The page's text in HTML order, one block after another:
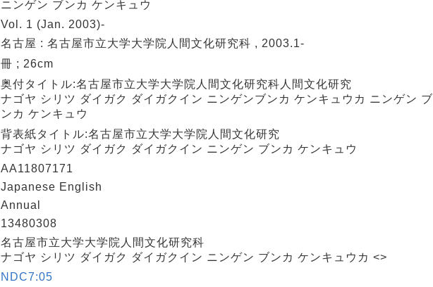
ニンゲン ブンカ ケンキュウ
Vol. 1 (Jan. 2003)-
名古屋 : 名古屋市立大学大学院人間文化研究科 , 2003.1-
冊 ; 26cm
奥付タイトル:名古屋市立大学大学院人間文化研究科人間文化研究
ナゴヤ シリツ ダイガク ダイガクイン ニンゲンブンカ ケンキュウカ ニンゲン ブ
ンカ ケンキュウ
背表紙タイトル:名古屋市立大学大学院人間文化研究
ナゴヤ シリツ ダイガク ダイガクイン ニンゲン ブンカ ケンキュウ
AA11807171
Japanese English
Annual
13480308
名古屋市立大学大学院人間文化研究科
ナゴヤ シリツ ダイガク ダイガクイン ニンゲン ブンカ ケンキュウカ <>
NDC7:05